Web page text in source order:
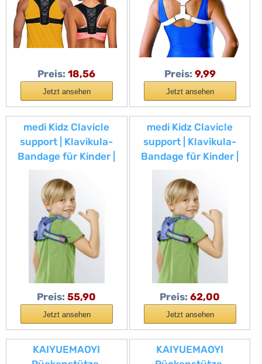
für Männer oder
Frauen Rücken-,
Nacken-und
Schulterschmerzen
für M-L)
Preis: 18,56
Jetzt ansehen
Preis: 9,99
Jetzt ansehen
medi Kidz Clavicle
support | Klavikula-
Bandage für Kinder |
| individuell einstellbar
| Klettverschluss
Preis: 55,90
Jetzt ansehen
medi Kidz Clavicle
support | Klavikula-
Bandage für Kinder |
| individuell einstellbar
| Klettverschluss
Preis: 62,00
Jetzt ansehen
KAIYUEMAOYI
KAIYUEMAOYI